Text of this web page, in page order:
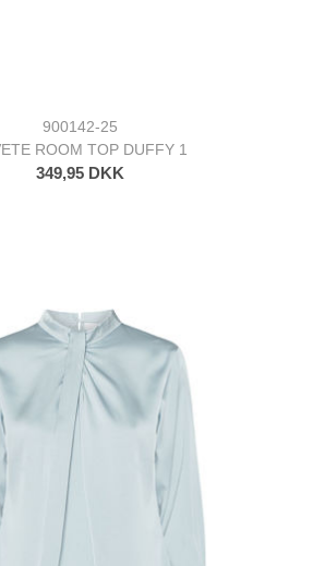
900142-25
ROOM TOP DUFFY 1
349,95 DKK